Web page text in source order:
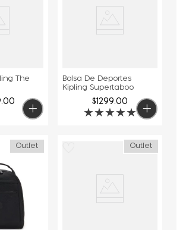
The
.00
Bolsa De Deportes
Kipling Supertaboo
$1299.00
★★★★★
Outlet Outlet